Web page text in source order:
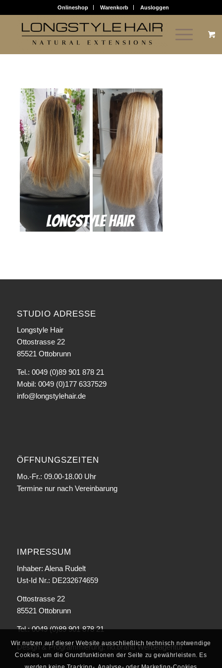
Onlineshop Warenkorb Ausloggen
STUDIO ADRESSE
Longstyle Hair
Ottostrasse 22
85521 Ottobrunn
Tel.: 0049 (0)89 901 878 21
Mobil: 0049 (0)177 6337529
info@longstylehair.de
ÖFFNUNGSZEITEN
Mo.-Fr.: 09.00-18.00 Uhr
Termine nur nach Vereinbarung
IMPRESSUM
Inhaber: Alena Rudelt
Ust-Id Nr.: DE232674659
Ottostrasse 22
85521 Ottobrunn
Tel.: 0049 (0)89 901 878 21
Design & Programmierung:no.brand Werbeagentur
Wir nutzen auf dieser Website ausschließlich technisch notwendige
Cookies, um die Grundfunktionen der Seite zu gewährleisten. Es